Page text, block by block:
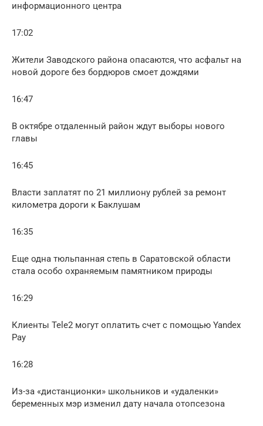
информационного центра
17:02
Жители Заводского района опасаются, что асфальт на
новой дороге без бордюров смоет дождями
16:47
В октябре отдаленный район ждут выборы нового
главы
16:45
Власти заплатят по 21 миллиону рублей за ремонт
километра дороги к Баклушам
16:35
Еще одна тюльпанная степь в Саратовской области
стала особо охраняемым памятником природы
16:29
Клиенты Tele2 могут оплатить счет с помощью Yandex
Pay
16:28
Из-за «дистанционки» школьников и «удаленки»
беременных мэр изменил дату начала отопсезона